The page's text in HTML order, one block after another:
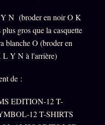
Y N (broder en noir O K
gros que la casquette
O (broder en
L Y N à l'arrière)
de :
EDITION-12 T-
12 T-SHIRTS